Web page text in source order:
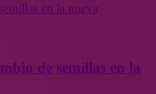
en la nueva
de semillas en la